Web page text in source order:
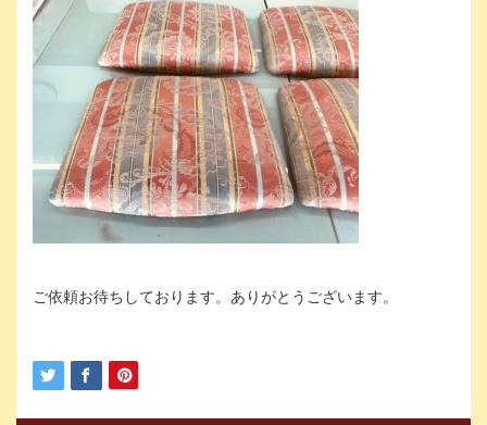
ご依頼お待ちしております。ありがとうございます。